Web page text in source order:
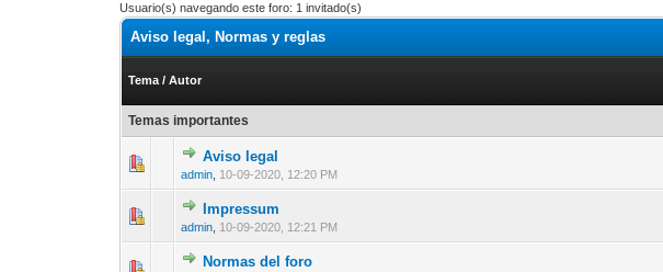
Usuario(s) navegando este foro: 1 invitado(s)
Aviso legal, Normas y reglas
Tema /Autor
Temas importantes
Aviso legal
admin 10-09-2020, 12:20 PM
Impressum
admin 10-09-2020, 12:21 PM
Normas del foro